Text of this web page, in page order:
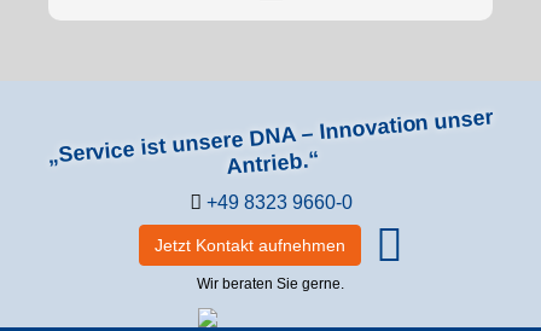
„Service ist unsere DNA – Innovation unser
Antrieb.“
+49 8323 9660-0
Jetzt Kontakt aufnehmen
Wir beraten Sie gerne.